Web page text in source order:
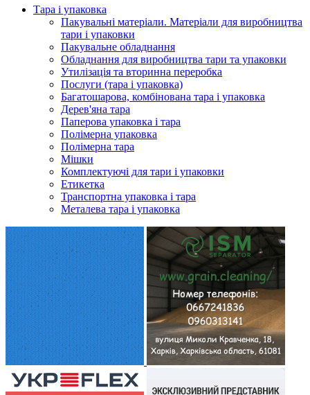
Тара і упаковка
Пакувальні матеріали. Матеріали для виробництва
тари і упаковки
Пакувальне обладнання
Обладнання для виробництва тари та упаковки
Утилізація та вторинна переробка
Послуги (тара і упаковка)
Багатошарова, комбінована тара і упаковка
Дерев'яна тара
Паперова упаковка і тара
Полімерна упаковка
Полімерна тара
Мішки
Комплектуючі для тари і упаковки
Етикетка
Транспортна упаковка і тара
Металева тара і упаковка